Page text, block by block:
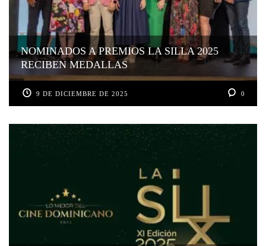
NOMINADOS A PREMIOS LA SILLA 2025
RECIBEN MEDALLAS
9 DE DICIEMBRE DE 2025 0